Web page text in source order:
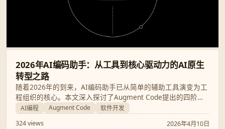
2026年AI编码助手：从工具到核心驱动力的AI原生
转型之路
随着2026年的到来，AI编码助手已从简单的辅助工具演变为工
程组织的核心。本文深入探讨了Augment Code提出的四阶段
转型路径、Anthropic与Google的最新技术突破，以及开发者
在这一波浪潮中角色定义的深刻重塑。
AI编程 Augment Code
软件开发
324 views
2026年4月10日